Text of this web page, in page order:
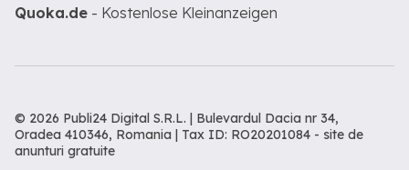
Quoka.de - Kostenlose Kleinanzeigen
© 2026 Publi24 Digital S.R.L. | Bulevardul Dacia nr 34,
Oradea 410346, Romania | Tax ID: RO20201084 - site de
anunturi gratuite